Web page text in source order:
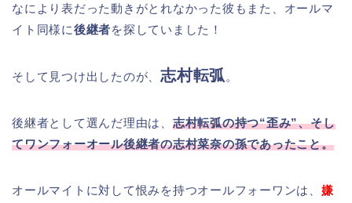
なにより表だった動きがとれなかった彼もまた、オールマ
イト同様に後継者を探していました！
そして見つけ出したのが、志村転弧 。
後継者として選んだ理由は、 志村転弧の持つ“歪み”、そし
てワンフォーオール後継者の志村菜奈の孫であったこと。
オールマイトに対して恨みを持つオールフォーワンは、 嫌